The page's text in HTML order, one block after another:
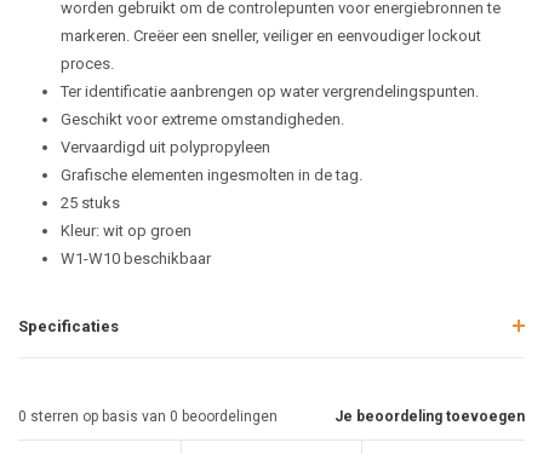
worden gebruikt om de controlepunten voor energiebronnen te
markeren. Creëer een sneller, veiliger en eenvoudiger lockout
proces.
Ter identificatie aanbrengen op water vergrendelingspunten.
Geschikt voor extreme omstandigheden.
Vervaardigd uit polypropyleen
Grafische elementen ingesmolten in de tag.
25 stuks
Kleur: wit op groen
W1-W10 beschikbaar
Specificaties
Je beoordeling toevoegen
0 sterren op basis van 0 beoordelingen